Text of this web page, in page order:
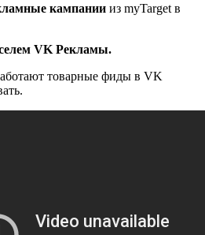
кампании из myTarget в
VK Рекламы.
товарные фиды в VK